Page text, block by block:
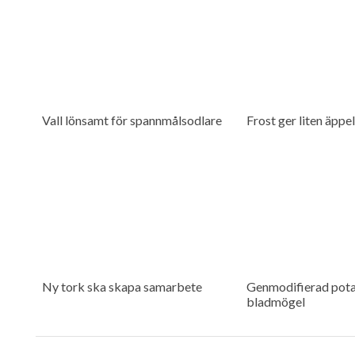
Vall lönsamt för spannmålsodlare Frost ger liten
Ny tork ska skapa samarbete
Genmodifierad
bladmögel